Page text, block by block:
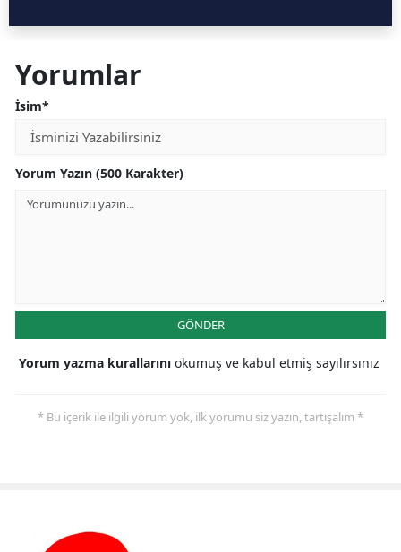
Yorumlar
İsim*
Yorum Yazın (500 Karakter)
GÖNDER
Yorum yazma kurallarını okumuş ve kabul etmiş sayılırsınız
* Bu içerik ile ilgili yorum yok, ilk yorumu siz yazın, tartışalım *